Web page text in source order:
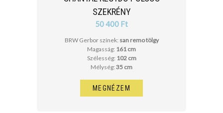
SZEKRÉNY
50 400 Ft
BRW Gerbor színek: san remo tölgy
Magasság: 161 cm
Szélesség: 102 cm
Mélység: 35 cm
MEGNÉZEM